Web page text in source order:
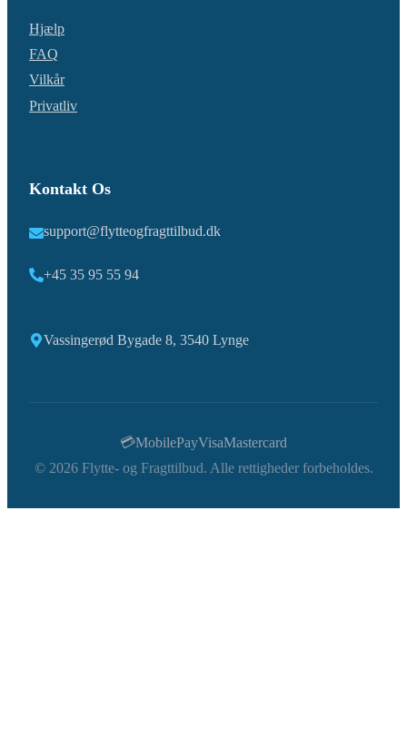
Hjælp
FAQ
Vilkår
Privatliv
Kontakt Os
support@flytteogfragttilbud.dk
+45 35 95 55 94
Vassingerød Bygade 8, 3540 Lynge
© 2026Flytte- og Fragttilbud. Alle rettigheder forbeholdes.
💳MobilePayVisaMastercard